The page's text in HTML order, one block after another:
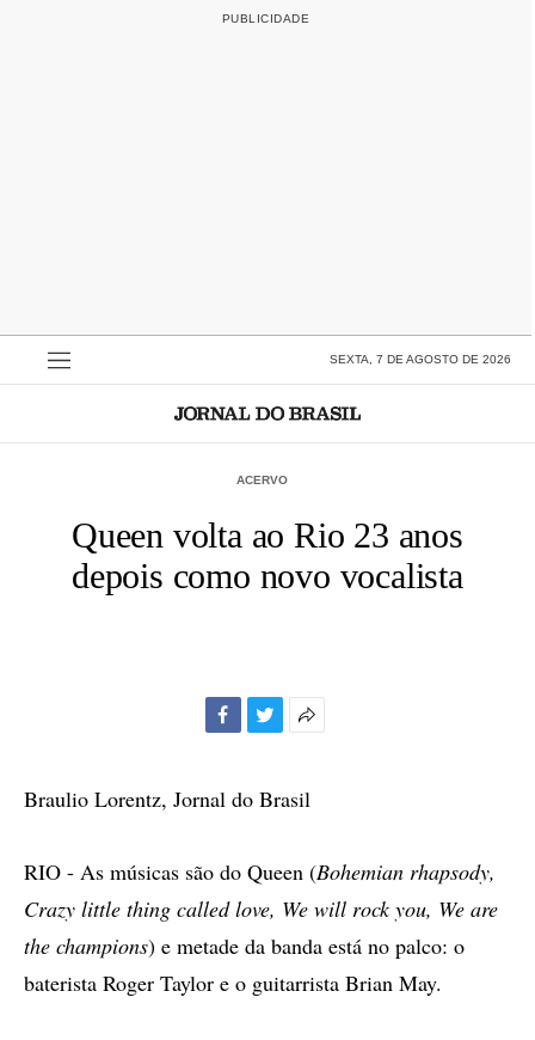
SEXTA, 7 DE AGOSTO DE 2026
ACERVO
Queen volta ao Rio 23 anos
depois como novo vocalista
compartilhamento
Braulio Lorentz, Jornal do Brasil
RIO - As músicas são do Queen (Bohemian rhapsody,
Crazy little thing called love, We will rock you, We are
the champions) e metade da banda está no palco: o
baterista Roger Taylor e o guitarrista Brian May.